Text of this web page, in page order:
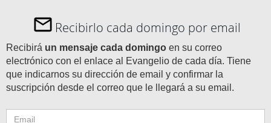
Recibirlo cada domingo por email
Recibirá un mensaje cada domingo en su correo
electrónico con el enlace al Evangelio de cada día. Tiene
que indicarnos su dirección de email y confirmar la
suscripción desde el correo que le llegará a su email.